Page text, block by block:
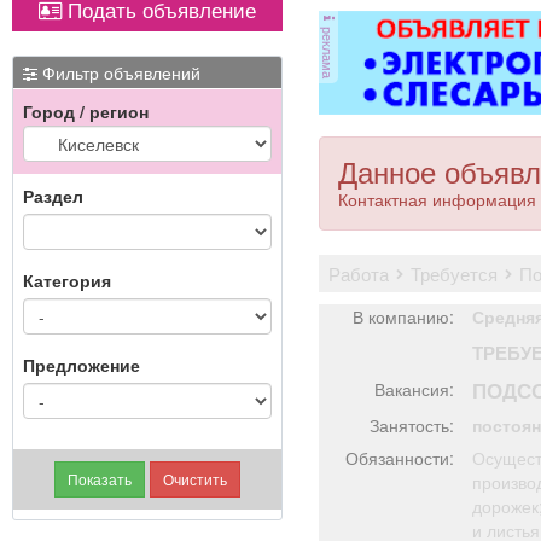
оборудованием,
имеется парковка, торг
уместен.
магнитол,
электроусилителей
руля,
многофункциональных
дисплеев, и многого
другого. Быстро,
качественно, недорого!
Точная стоимость
ремонта определяется
после осмотра
Подать объявление
Фильтр объявлений
Город / регион
Раздел
Категория
Предложение
реклама
Данное
Контактная информация
работа требуется
В компанию:
Вакансия:
Занятость:
Обязанности:
и